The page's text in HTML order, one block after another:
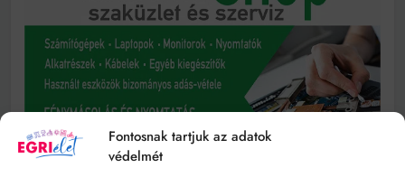
Fontosnak tartjuk az adatok
védelmét